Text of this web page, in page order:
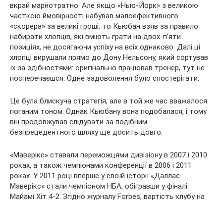
вкрай марнотратно. Але якщо «Нью-Йорк» з великою
часткою ймовірності набував малоефективного
«скорера» за великі гроші, то Кьюбан взяв за правило
набирати хлопців, які вміють грати на двох-п’яти
позиціях, не досягаючи успіху на всіх однаково. Далі ці
хлопці вирушали прямо до Дону Нельсону, який сортував
їх за здібностями: оригінально працював тренер, тут не
посперечаєшся. Одне задоволення було спостерігати.
Це була блискуча стратегія, але в той же час вважалося
поганим тоном. Однак Кьюбану вона подобалася, і тому
він продовжував слідувати за подібним
безпрецедентного шляху ще досить довго.
«Маверікс» ставали переможцями дивізіону в 2007 і 2010
роках, а також чемпіонами конференції в 2006 і 2011
роках. У 2011 році вперше у своїй історії «Даллас
Маверікс» стали чемпіоном НБА, обігравши у фіналі
Майамі Хіт 4-2. Згідно журналу Forbes, вартість клубу на